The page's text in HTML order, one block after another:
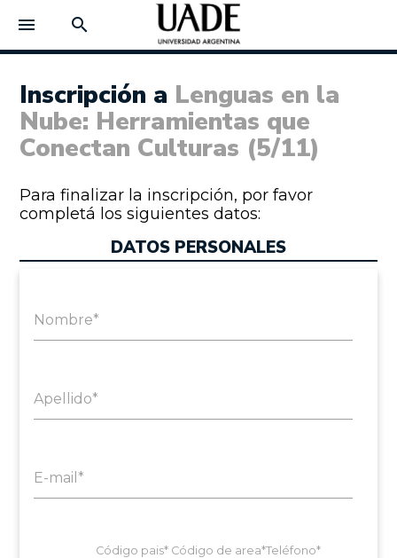
menu search
Inscripción a Lenguas en la
Nube: Herramientas que
Conectan Culturas (5/11)
Para finalizar la inscripción, por favor
completá los siguientes datos:
DATOS PERSONALES
Nombre*
Apellido*
E-mail*
Código pais* Código de area*Teléfono*